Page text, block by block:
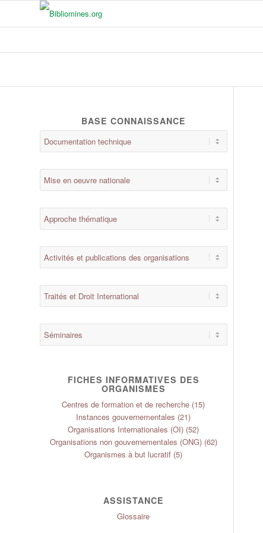
BASE CONNAISSANCE
FICHES INFORMATIVES DES
ORGANISMES
Centres de formation et de recherche (15)
Instances gouvernementales (21)
Organisations Internationales (OI) (52)
Organisations non gouvernementales (ONG)(62)
Organismes à but lucratif (5)
ASSISTANCE
Glossaire